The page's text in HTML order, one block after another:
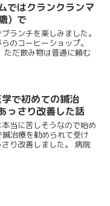
ではクランクランマ
）で
ランチを楽しみました。
のコーヒーショップ。
ただ飲み物は普通に頼む
学で初めての鍼治
っさり改善した話
当に苦しそうなので始め
治療を勧められて受け
り改善しました。 病院